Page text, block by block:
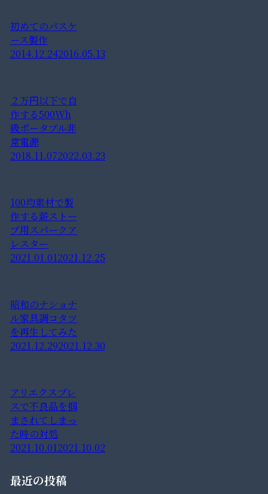
初めてのパスケ
ース製作
2014.12.242016.05.13
２万円以下で自
作する500Wh
級ポータブル非
常電源
2018.11.072022.03.23
100均素材で製
作する薪ストー
ブ用スパークア
レスター
2021.01.012021.12.25
昭和のナショナ
ル家具調コタツ
を再生してみた
2021.12.292021.12.30
アリエクスプレ
スで不良品を掴
まされてしまっ
た時の対処
2021.10.012021.10.02
最近の投稿